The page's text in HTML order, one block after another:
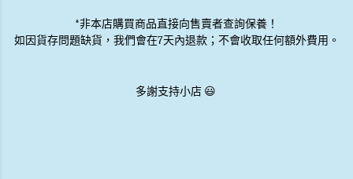
*非本店購買商品直接向售賣者查詢保養！
如因貨存問題缺貨，我們會在7天內退款；不會收取任何額外費用。
多謝支持小店 😃